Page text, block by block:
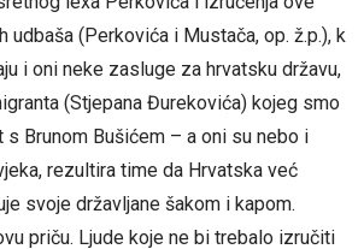
udbaša (Perkovića i Mustača, op. ž.p.), k
i oni neke zasluge za hrvatsku državu,
(Stjepana Đurekovića) kojeg smo
Brunom Bušićem – a oni su nebo i
rezultira time da Hrvatska već
svoje državljane šakom i kapom.
priču. Ljude koje ne bi trebalo izručiti